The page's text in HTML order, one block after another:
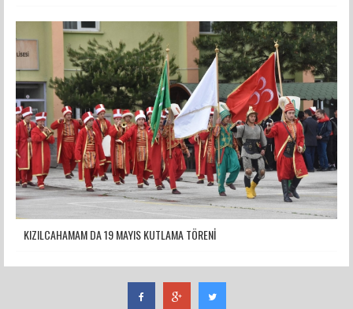
KIZILCAHAMAM DA 19 MAYIS KUTLAMA TÖRENİ